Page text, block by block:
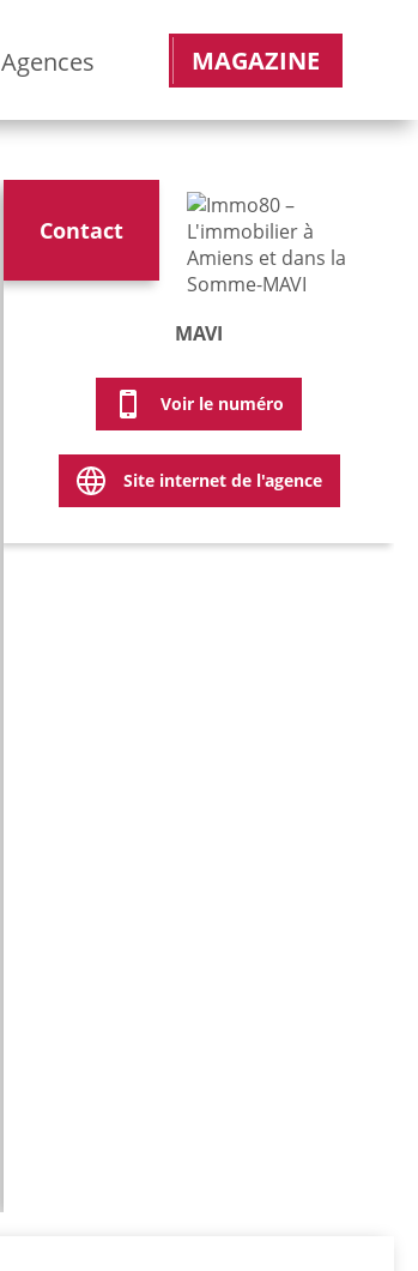
Agences MAGAZINE
Contact
MAVI
Voir le numéro
Site internet de l'agence